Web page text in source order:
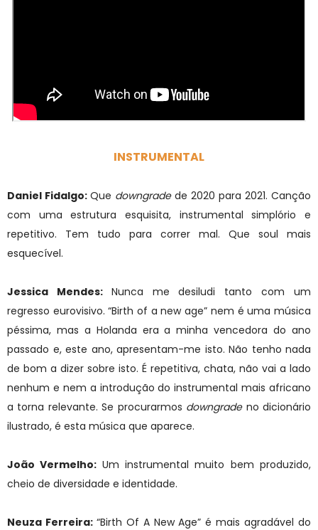
INSTRUMENTAL
Daniel Fidalgo: Que downgradede 2020 para 2021. Canção
com uma estrutura esquisita, instrumental simplório e
repetitivo. Tem tudo para correr mal. Que soul mais
esquecível.
Jessica Mendes: Nunca me desiludi tanto com um
regresso eurovisivo. “Birth of a new age” nem é uma música
péssima, mas a Holanda era a minha vencedora do ano
passado e, este ano, apresentam-me isto. Não tenho nada
de bom a dizer sobre isto. É repetitiva, chata, não vai a lado
nenhum e nem a introdução do instrumental mais africano
a torna relevante. Se procurarmos downgrade no dicionário
ilustrado, é esta música que aparece.
João Vermelho: Um instrumental muito bem produzido,
cheio de diversidade e identidade.
Neuza Ferreira: “Birth Of A New Age” é mais agradável do